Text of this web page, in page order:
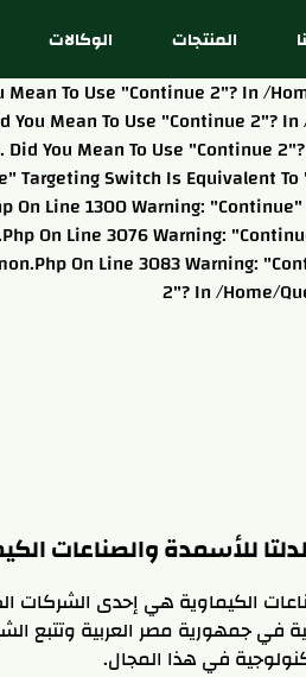
Mean To Use "continue 2"? In
You Mean To Use "continue
Did You Mean To Use
Targeting Switch Is Equivalent
Line 1300 Warning:
Line 3076 Warning:
On Line 3083 Warning:
2"? In /home/
المنتجات الوكالات
للأسمدة والصناعات
الكيماوية هي إحدى الشركات
في جمهورية مصر العربية وتتبع
في هذا المجال.